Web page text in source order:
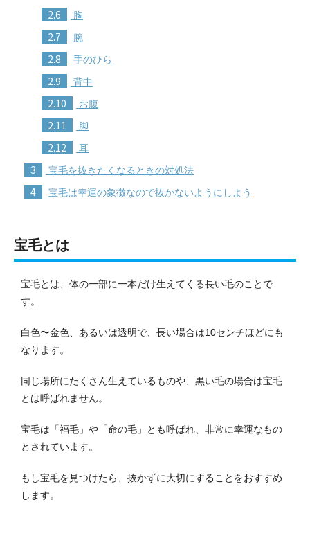
2.6 胸
2.7 腕
2.8 手のひら
2.9 背中
2.10 お腹
2.11 脚
2.12 耳
3 宝毛を抜きたくなるときの対処法
4 宝毛は幸運の象徴なので抜かないようにしよう
宝毛とは
宝毛とは、体の一部に一本だけ生えてくる長い毛のことで
す。
白色〜金色、あるいは透明で、長い場合は10センチほどにも
なります。
同じ場所にたくさん生えているものや、黒い毛の場合は宝毛
とは呼ばれません。
宝毛は「福毛」や「命の毛」とも呼ばれ、非常に幸運なもの
とされています。
もし宝毛を見つけたら、抜かずに大切にすることをおすすめ
します。